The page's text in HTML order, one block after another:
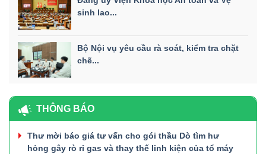
sinh lao...
Bộ Nội vụ yêu cầu rà soát, kiểm tra chặt
chẽ...
THÔNG BÁO
Thư mời báo giá tư vấn cho gói thầu Dò tìm hư
hỏng gây rò rỉ gas và thay thế linh kiện của tổ máy